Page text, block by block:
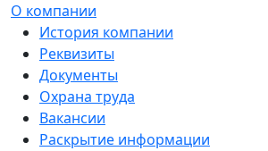
О компании
История компании
Реквизиты
Документы
Охрана труда
Вакансии
Раскрытие информации